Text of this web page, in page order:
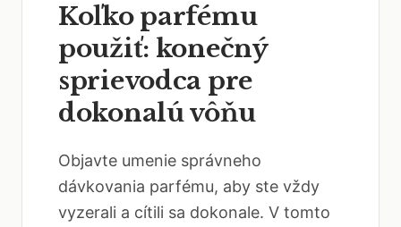
Koľko parfému
použiť: konečný
sprievodca pre
dokonalú vôňu
Objavte umenie správneho
dávkovania parfému, aby ste vždy
vyzerali a cítili sa dokonale. V tomto